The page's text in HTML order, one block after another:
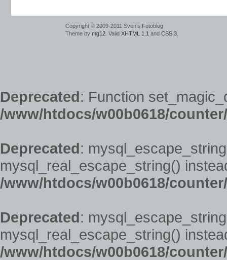
Copyright © 2009-2011 Sven’s Fotoblog
Theme by mg12 . Valid XHTML 1.1 and CSS 3
Deprecated: Function
/www/htdocs/w00b0618/
Deprecated:
mysql_real_escape_string()
/www/htdocs/w00b0618/
Deprecated:
mysql_real_escape_string()
/www/htdocs/w00b0618/